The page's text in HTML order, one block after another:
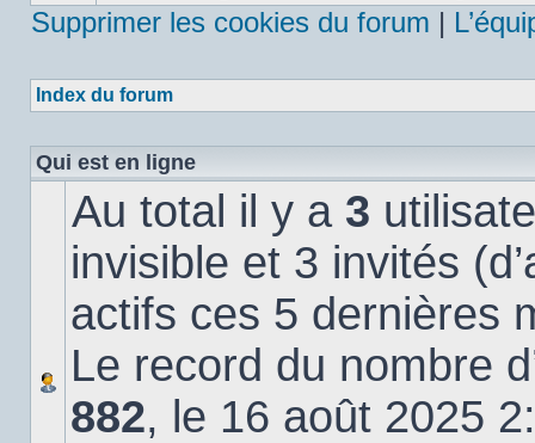
Supprimer les cookies du forum |
Index du forum
Qui est en ligne
Au total il y a 3
invisible et 3 invités
actifs ces 5 dernières
Le record du nombre
882, le 16 août 2025